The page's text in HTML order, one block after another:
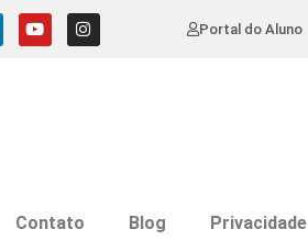
Portal do Aluno
Contato Blog Privacidade